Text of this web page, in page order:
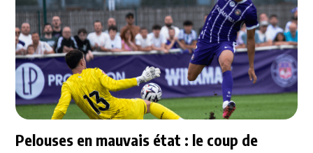
Pelouses en mauvais état : le coup de